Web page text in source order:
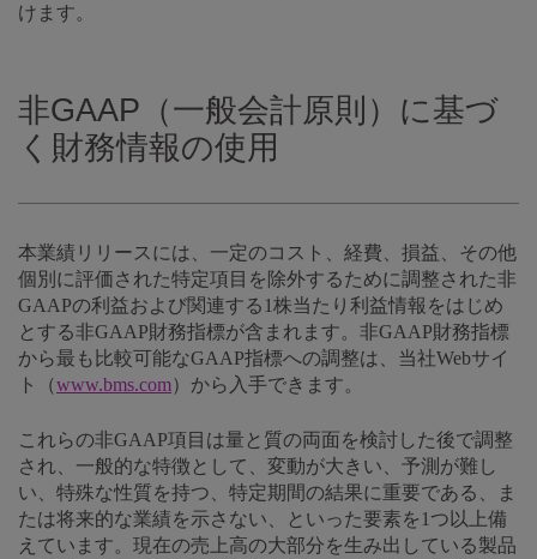
けます。
非GAAP（一般会計原則）に基づ
く財務情報の使用
本業績リリースには、一定のコスト、経費、損益、その他
個別に評価された特定項目を除外するために調整された非
GAAPの利益および関連する1株当たり利益情報をはじめ
とする非GAAP財務指標が含まれます。非GAAP財務指標
から最も比較可能なGAAP指標への調整は、当社Webサイ
ト（www.bms.com）から入手できます。
これらの非GAAP項目は量と質の両面を検討した後で調整
され、一般的な特徴として、変動が大きい、予測が難し
い、特殊な性質を持つ、特定期間の結果に重要である、ま
たは将来的な業績を示さない、といった要素を1つ以上備
えています。現在の売上高の大部分を生み出している製品